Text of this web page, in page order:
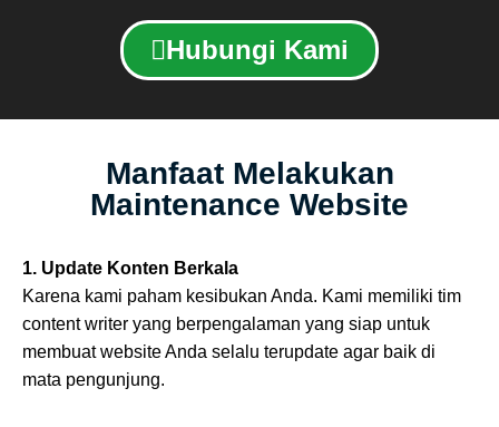
Hubungi Kami
Manfaat Melakukan
Maintenance Website
1. Update Konten Berkala
Karena kami paham kesibukan Anda. Kami memiliki tim
content writer yang berpengalaman yang siap untuk
membuat website Anda selalu terupdate agar baik di
mata pengunjung.